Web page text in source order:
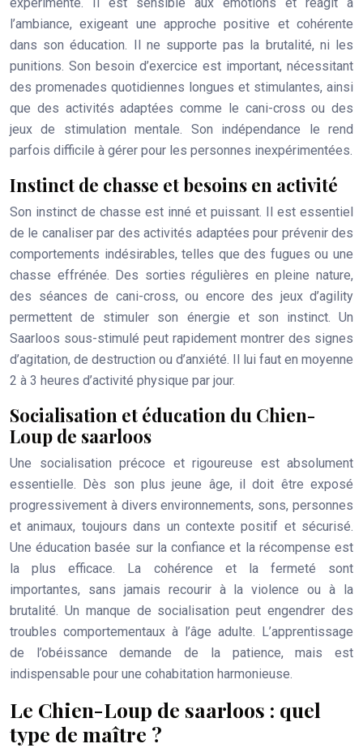
l’ambiance, exigeant une approche positive et cohérente
dans son éducation. Il ne supporte pas la brutalité, ni les
punitions. Son besoin d’exercice est important, nécessitant
des promenades quotidiennes longues et stimulantes, ainsi
que des activités adaptées comme le cani-cross ou des
jeux de stimulation mentale. Son indépendance le rend
parfois difficile à gérer pour les personnes inexpérimentées.
Instinct de chasse et besoins en activité
Son instinct de chasse est inné et puissant. Il est essentiel
de le canaliser par des activités adaptées pour prévenir des
comportements indésirables, telles que des fugues ou une
chasse effrénée. Des sorties régulières en pleine nature,
des séances de cani-cross, ou encore des jeux d’agility
permettent de stimuler son énergie et son instinct. Un
Saarloos sous-stimulé peut rapidement montrer des signes
d’agitation, de destruction ou d’anxiété. Il lui faut en moyenne
2 à 3 heures d’activité physique par jour.
Socialisation et éducation du Chien-
Loup de saarloos
Une socialisation précoce et rigoureuse est absolument
essentielle. Dès son plus jeune âge, il doit être exposé
progressivement à divers environnements, sons, personnes
et animaux, toujours dans un contexte positif et sécurisé.
Une éducation basée sur la confiance et la récompense est
la plus efficace. La cohérence et la fermeté sont
importantes, sans jamais recourir à la violence ou à la
brutalité. Un manque de socialisation peut engendrer des
troubles comportementaux à l’âge adulte. L’apprentissage
de l’obéissance demande de la patience, mais est
indispensable pour une cohabitation harmonieuse.
Le Chien-Loup de saarloos : quel
type de maître ?